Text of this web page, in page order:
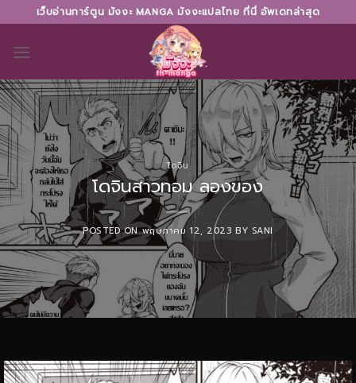
to
content
เว็บอ่านการ์ตูน มังงะ MANGA มังงะแปลไทย ที่นี่ อัพเดทล่าสุด
โดจิน
โดจินสาวทอม ลองของ
POSTED ONพฤษภาคม 12, 2023 BY SANI